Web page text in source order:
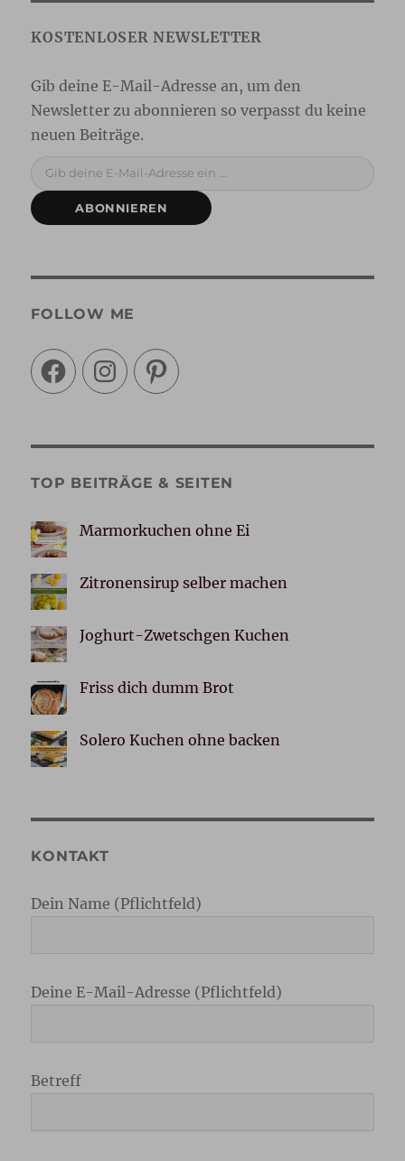
ABONNIEREN
FOLLOW ME
FacebookInstagramPinterest
TOP BEITRÄGE & SEITEN
Marmorkuchen ohne Ei
Zitronensirup selber machen
Joghurt-Zwetschgen Kuchen
Friss dich dumm Brot
Solero Kuchen ohne backen
KONTAKT
Dein Name (Pflichtfeld)
Deine E-Mail-Adresse (Pflichtfeld)
Betreff